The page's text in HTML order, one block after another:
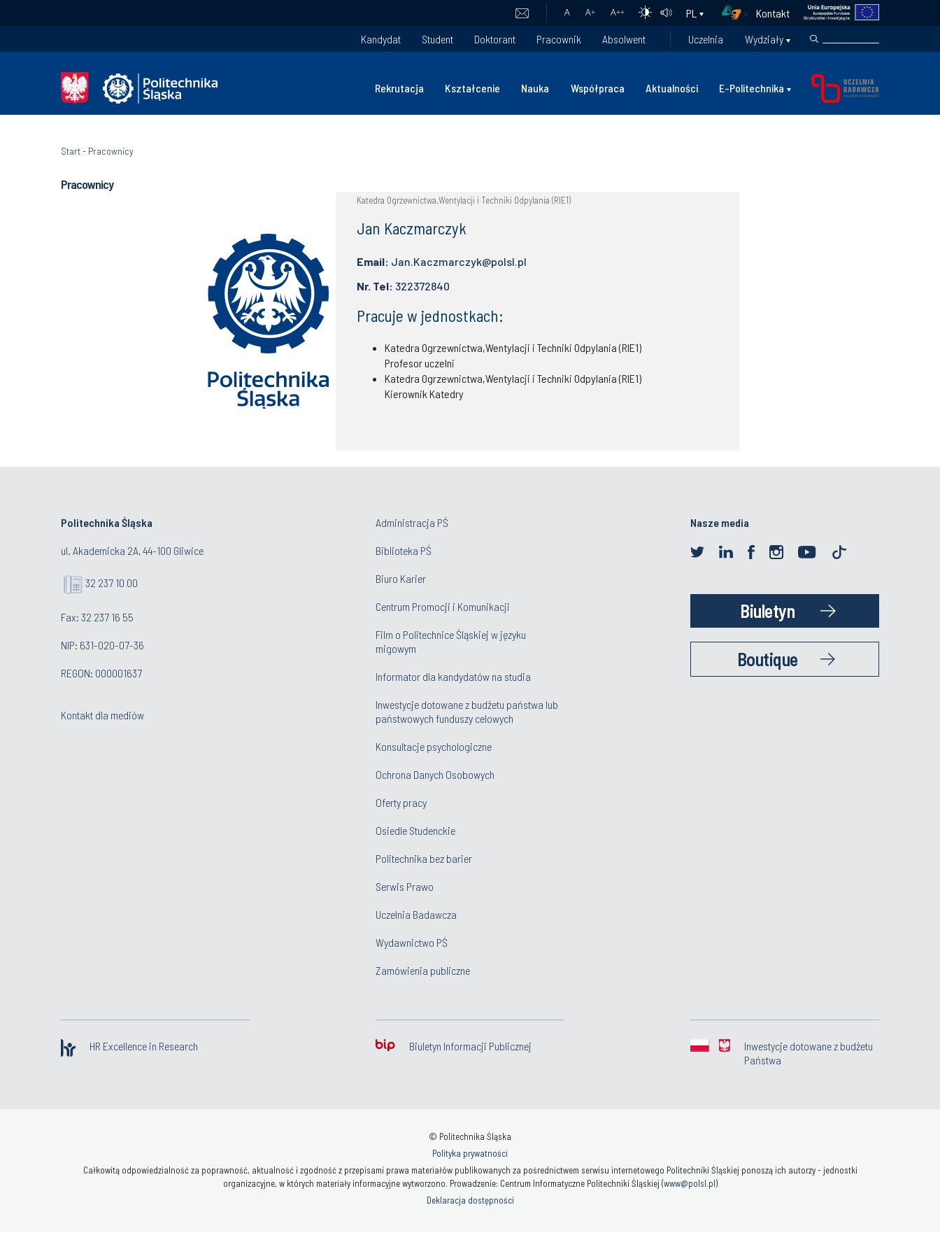
A A+ A++ PL
Kontakt
Kandydat
Student Doktorant Pracownik Absolwent Uczelnia Wydziały
Rekrutacja Kształcenie Nauka Współpraca Aktualności E-Politechnika
Start- Pracownicy
Pracownicy
Katedra Ogrzewnictwa,Wentylacji i Techniki Odpylania (RIE1)
Jan Kaczmarczyk
Email: Jan.Kaczmarczyk@polsl.pl
Nr. Tel: 322372840
Pracuje w jednostkach:
Katedra Ogrzewnictwa,Wentylacji i Techniki Odpylania (RIE1)
Profesor uczelni
Katedra Ogrzewnictwa,Wentylacji i Techniki Odpylania (RIE1)
Kierownik Katedry
Politechnika Śląska
ul. Akademicka 2A, 44-100 Gliwice
32 237 10 00
Fax: 32 237 16 55
NIP: 631-020-07-36
REGON: 000001637
Kontakt dla mediów
Administracja PŚ
Biblioteka PŚ
Biuro Karier
Centrum Promocji i Komunikacji
Film o Politechnice Śląskiej w języku
migowym
Informator dla kandydatów na studia
Inwestycje dotowane z budżetu państwa lub
państwowych funduszy celowych
Konsultacje psychologiczne
Ochrona Danych Osobowych
Oferty pracy
Osiedle Studenckie
Politechnika bez barier
Serwis Prawo
Uczelnia Badawcza
Wydawnictwo PŚ
Zamówienia publiczne
Nasze media
Biuletyn
Boutique
HR Excellence in Research Biuletyn Informacji Publicznej
Inwestycje dotowane z budżetu
Państwa
© Politechnika Śląska
Polityka prywatności
Całkowitą odpowiedzialność za poprawność, aktualność i zgodność z przepisami prawa materiałów publikowanych za pośrednictwem serwisu internetowego Politechniki Śląskiej ponoszą ich autorzy - jednostki
organizacyjne, w których materiały informacyjne wytworzono. Prowadzenie: Centrum Informatyczne Politechniki Śląskiej (www@polsl.pl)
Deklaracja dostępności